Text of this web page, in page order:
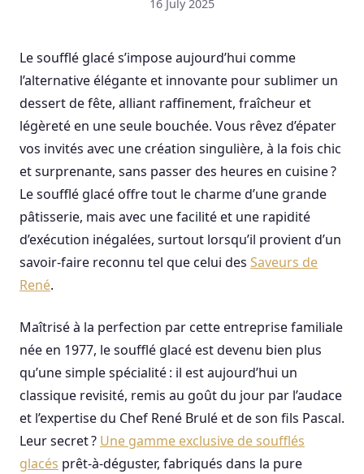
16 July 2025
Le soufflé glacé s’impose aujourd’hui comme
l’alternative élégante et innovante pour sublimer un
dessert de fête, alliant raffinement, fraîcheur et
légèreté en une seule bouchée. Vous rêvez d’épater
vos invités avec une création singulière, à la fois chic
et surprenante, sans passer des heures en cuisine ?
Le soufflé glacé offre tout le charme d’une grande
pâtisserie, mais avec une facilité et une rapidité
d’exécution inégalées, surtout lorsqu’il provient d’un
savoir-faire reconnu tel que celui des Saveurs de
René.
Maîtrisé à la perfection par cette entreprise familiale
née en 1977, le soufflé glacé est devenu bien plus
qu’une simple spécialité : il est aujourd’hui un
classique revisité, remis au goût du jour par l’audace
et l’expertise du Chef René Brulé et de son fils Pascal.
Leur secret ? Une gamme exclusive de soufflés
glacés prêt-à-déguster, fabriqués dans la pure